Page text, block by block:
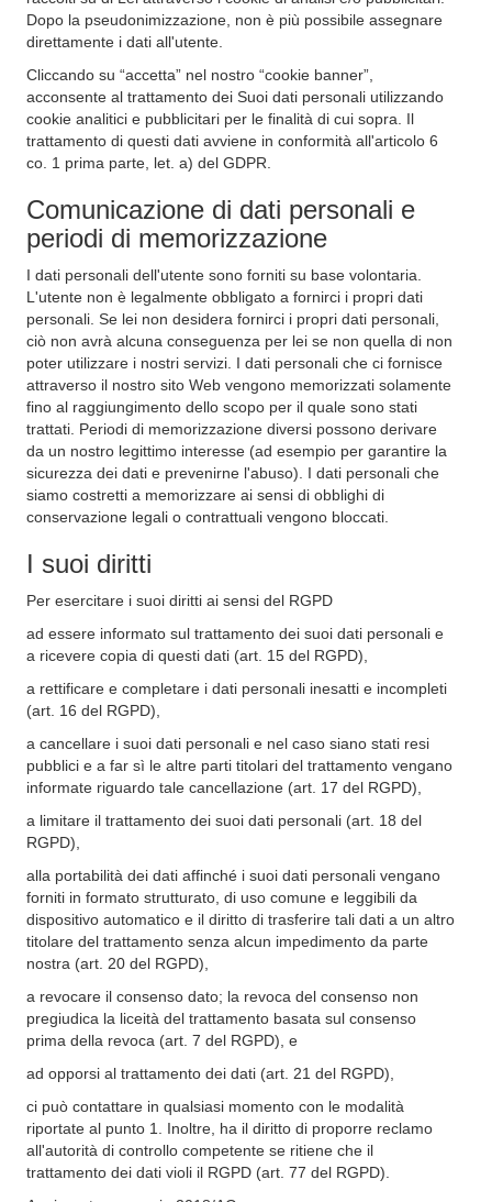
Dopo la pseudonimizzazione, non è più possibile assegnare
direttamente i dati all'utente.
Cliccando su “accetta” nel nostro “cookie banner”,
acconsente al trattamento dei Suoi dati personali utilizzando
cookie analitici e pubblicitari per le finalità di cui sopra. Il
trattamento di questi dati avviene in conformità all'articolo 6
co. 1 prima parte, let. a) del GDPR.
Comunicazione di dati personali e
periodi di memorizzazione
I dati personali dell'utente sono forniti su base volontaria.
L'utente non è legalmente obbligato a fornirci i propri dati
personali. Se lei non desidera fornirci i propri dati personali,
ciò non avrà alcuna conseguenza per lei se non quella di non
poter utilizzare i nostri servizi. I dati personali che ci fornisce
attraverso il nostro sito Web vengono memorizzati solamente
fino al raggiungimento dello scopo per il quale sono stati
trattati. Periodi di memorizzazione diversi possono derivare
da un nostro legittimo interesse (ad esempio per garantire la
sicurezza dei dati e prevenirne l'abuso). I dati personali che
siamo costretti a memorizzare ai sensi di obblighi di
conservazione legali o contrattuali vengono bloccati.
I suoi diritti
Per esercitare i suoi diritti ai sensi del RGPD
ad essere informato sul trattamento dei suoi dati personali e
a ricevere copia di questi dati (art. 15 del RGPD),
a rettificare e completare i dati personali inesatti e incompleti
(art. 16 del RGPD),
a cancellare i suoi dati personali e nel caso siano stati resi
pubblici e a far sì le altre parti titolari del trattamento vengano
informate riguardo tale cancellazione (art. 17 del RGPD),
a limitare il trattamento dei suoi dati personali (art. 18 del
RGPD),
alla portabilità dei dati affinché i suoi dati personali vengano
forniti in formato strutturato, di uso comune e leggibili da
dispositivo automatico e il diritto di trasferire tali dati a un altro
titolare del trattamento senza alcun impedimento da parte
nostra (art. 20 del RGPD),
a revocare il consenso dato; la revoca del consenso non
pregiudica la liceità del trattamento basata sul consenso
prima della revoca (art. 7 del RGPD), e
ad opporsi al trattamento dei dati (art. 21 del RGPD),
ci può contattare in qualsiasi momento con le modalità
riportate al punto 1. Inoltre, ha il diritto di proporre reclamo
all'autorità di controllo competente se ritiene che il
trattamento dei dati violi il RGPD (art. 77 del RGPD).